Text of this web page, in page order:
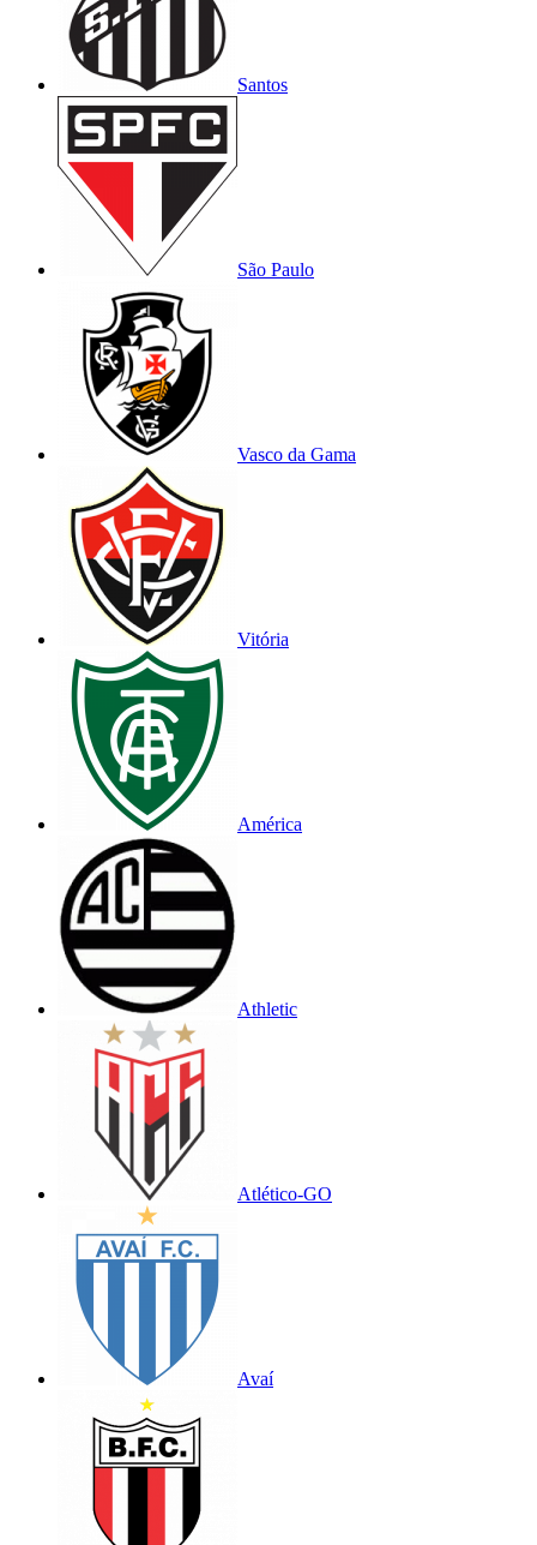
Santos
São Paulo
Vasco da Gama
Vitória
América
Athletic
Atlético-GO
Avaí